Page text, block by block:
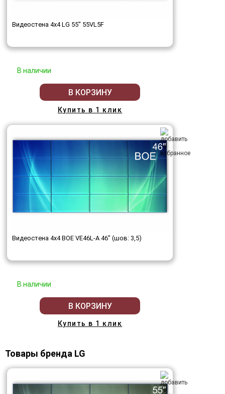
Видеостена 4x4 LG 55" 55VL5F
В наличии
В КОРЗИНУ
Купить в 1 клик
Видеостена 4x4 BOE VE46L-A 46" (шов: 3,5)
В наличии
В КОРЗИНУ
Купить в 1 клик
Товары бренда LG